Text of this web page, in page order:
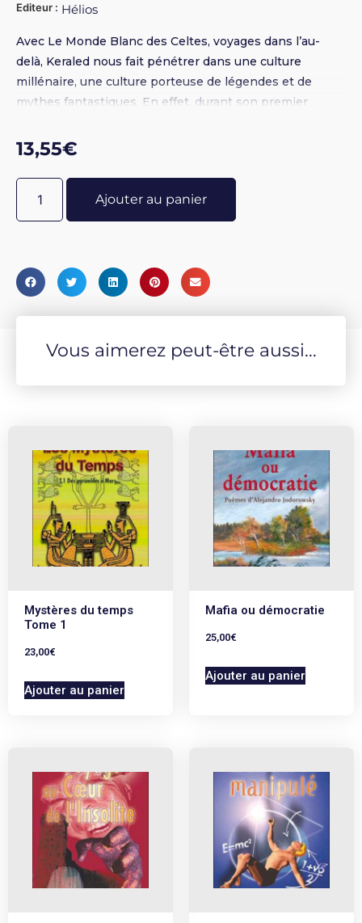
Editeur : Hélios
Avec Le Monde Blanc des Celtes, voyages dans l’au-
delà, Keraled nous fait pénétrer dans une culture
millénaire, une culture porteuse de légendes et de
mythes fantastiques. En effet, durant son premier
rencontre un Dieu celte au front ceint d’un bandeau
rouge. Ce sera le point de départ d’un parcours
surprenant qui le conduira à devenir barde, puis druide.
Broché 13,5 x 21,5 - 124 pages
13,55€
Ajouter au panier
Vous aimerez peut-être aussi...
Mystères du temps
Tome 1
23,00€
Ajouter au panier
Mafia ou démocratie
25,00€
Ajouter au panier